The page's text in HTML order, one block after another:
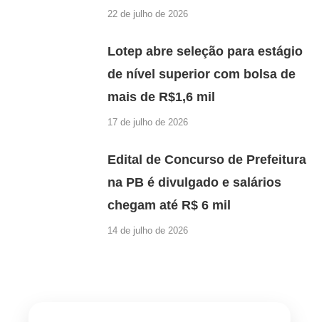
22 de julho de 2026
Lotep abre seleção para estágio
de nível superior com bolsa de
mais de R$1,6 mil
17 de julho de 2026
Edital de Concurso de Prefeitura
na PB é divulgado e salários
chegam até R$ 6 mil
14 de julho de 2026